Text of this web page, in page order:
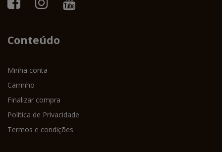
Conteúdo
Minha conta
Carrinho
Finalizar compra
Política de Privacidade
Termos e condições